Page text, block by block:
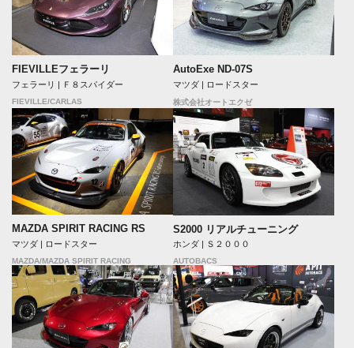
FIEVILLEフェラーリ
フェラーリ | Ｆ８スパイダー
FIEVILLE/CARLAS
AutoExe ND-07S
マツダ | ロードスター
株式会社オートエクゼ
MAZDA SPIRIT RACING RS
マツダ | ロードスター
MAZDA/MAZDA SPIRIT RACING
S2000 リアルチューニング
ホンダ | Ｓ２０００
AUTOBACS